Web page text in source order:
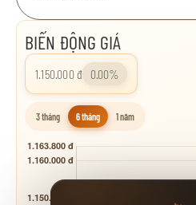
BIẾN ĐỘNG GIÁ
1.150.000 đ 0.00%
3 tháng 6 tháng 1 năm